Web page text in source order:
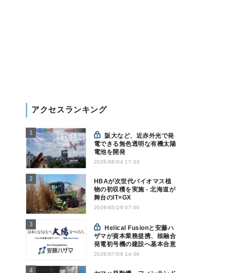
アクセスランキング
電できる無色透明な有機太陽
電池を開発
2026/08/04 17:03
HBAが次世代バイオマス植
物の初収穫を実施 - 北海道が
舞台のIT×GX
2026/05/28 07:00
Helical Fusionと安藤ハ
ザマが資本業務提携、核融合
発電初号機の建設へ基本合意
2026/07/06 14:06